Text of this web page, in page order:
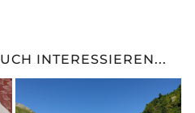
INTERESSIEREN...